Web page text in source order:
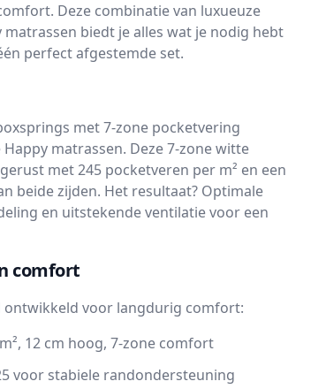
Deze combinatie van luxueuze
biedt je alles wat je nodig hebt
perfect afgestemde set.
met 7-zone pocketvering
matrassen. Deze 7-zone witte
met 245 pocketveren per m² en een
beide zijden. Het resultaat? Optimale
en uitstekende ventilatie voor een
comfort
ontwikkeld voor langdurig comfort:
12 cm hoog, 7-zone comfort
voor stabiele randondersteuning